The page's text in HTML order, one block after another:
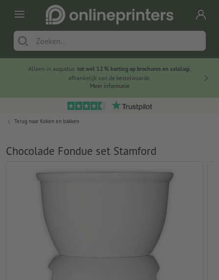
Alleen in augustus: tot wel 12 % korting op brochures en catalogi,
afhankelijk van de bestelwaarde.
Meer informatie
Terug naar Koken en bakken
Chocolade Fondue set Stamford